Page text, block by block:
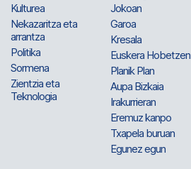
Kulturea
Nekazaritza eta
arrantza
Politika
Sormena
Zientzia eta
Teknologia
Jokoan
Garoa
Kresala
Euskera Hobetzen
Planik Plan
Aupa Bizkaia
Irakurrieran
Eremuz kanpo
Txapela buruan
Egunez egun